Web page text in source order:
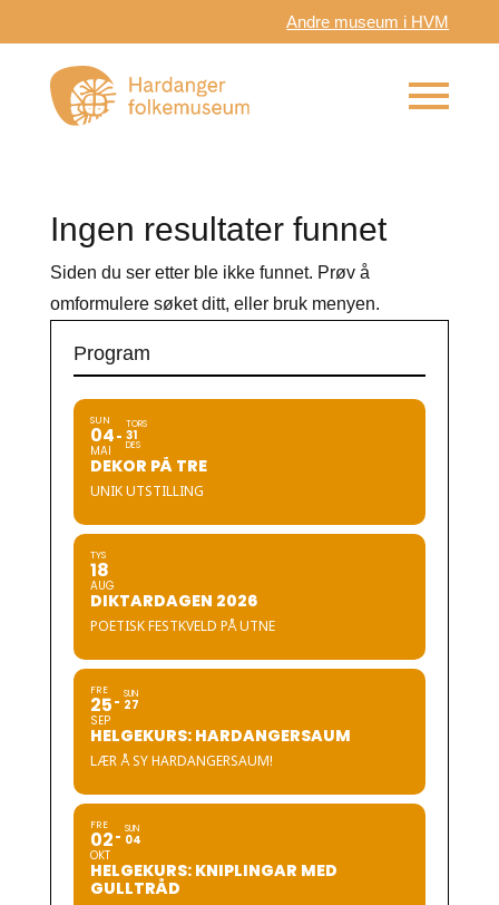
Andre museum i HVM
Ingen resultater funnet
Siden du ser etter ble ikke funnet. Prøv å
omformulere søket ditt, eller bruk menyen.
Program
SUN
04
MAI
TORS
31
DES
DEKOR PÅ TRE
UNIK UTSTILLING
TYS
18
AUG
DIKTARDAGEN 2026
POETISK FESTKVELD PÅ UTNE
FRE
25
SEP
SUN
27
HELGEKURS: HARDANGERSAUM
LÆR Å SY HARDANGERSAUM!
FRE
02
OKT
SUN
04
HELGEKURS: KNIPLINGAR MED
GULLTRÅD